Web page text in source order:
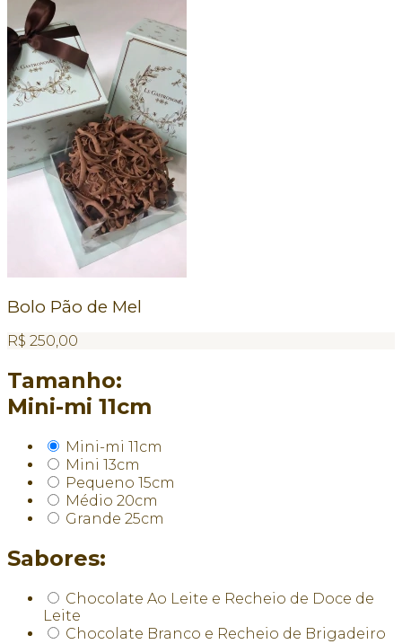
Bolo Pão de Mel
R$ 250,00
Tamanho:
Mini-mi 11cm
Mini-mi 11cm
Mini 13cm
Pequeno 15cm
Médio 20cm
Grande 25cm
Sabores:
Chocolate Ao Leite e Recheio de Doce de
Leite
Chocolate Branco e Recheio de Brigadeiro